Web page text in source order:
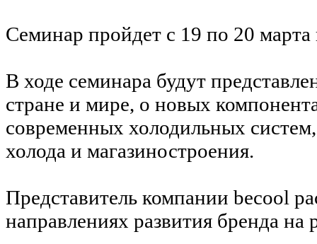
Семинар пройдет с 19 по 20
В ходе семинара будут
стране и мире, о новых
современных холодильных
холода и магазиностроения.
Представитель компании becool
направлениях развития бренда на